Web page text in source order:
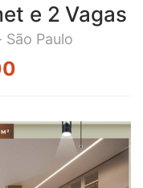
e 2 Vagas
Paulo